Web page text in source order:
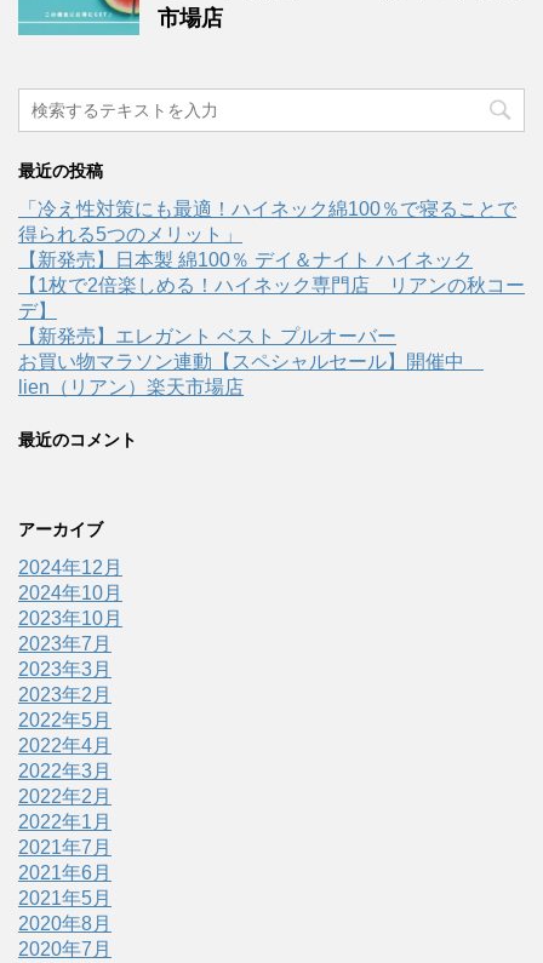
市場店
最近の投稿
「冷え性対策にも最適！ハイネック綿100％で寝ることで
得られる5つのメリット」
【新発売】日本製 綿100％ デイ＆ナイト ハイネック
【1枚で2倍楽しめる！ハイネック専門店 リアンの秋コー
デ】
【新発売】エレガント ベスト プルオーバー
お買い物マラソン連動【スペシャルセール】開催中
lien（リアン）楽天市場店
最近のコメント
アーカイブ
2024年12月
2024年10月
2023年10月
2023年7月
2023年3月
2023年2月
2022年5月
2022年4月
2022年3月
2022年2月
2022年1月
2021年7月
2021年6月
2021年5月
2020年8月
2020年7月